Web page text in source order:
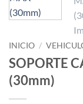
INICIO /
SOPORTE
(30mm)